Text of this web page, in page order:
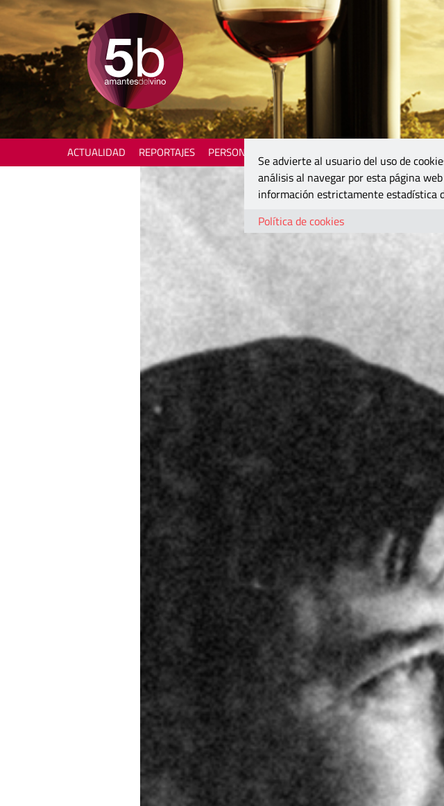
ACTUALIDAD REPORTAJES PERSONAJES
Se advierte al usuario del uso de
análisis al navegar por esta página
información estrictamente estadística
Política de cookies